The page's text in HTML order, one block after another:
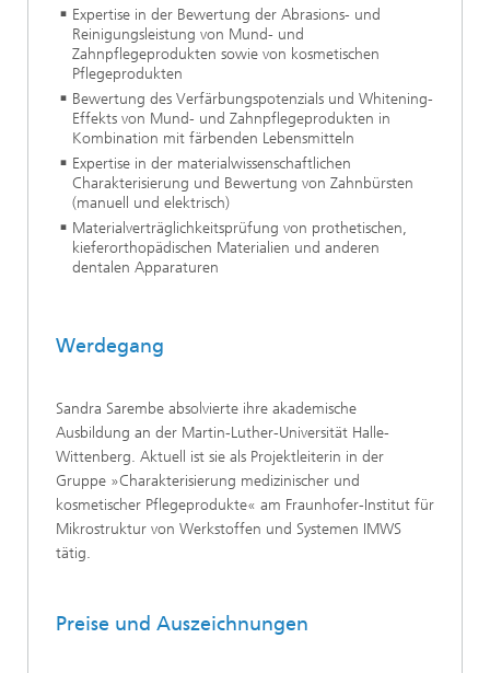
Expertise in der Bewertung der Abrasions- und
Reinigungsleistung von Mund- und
Zahnpflegeprodukten sowie von kosmetischen
Pflegeprodukten
Bewertung des Verfärbungspotenzials und Whitening-
Effekts von Mund- und Zahnpflegeprodukten in
Kombination mit färbenden Lebensmitteln
Expertise in der materialwissenschaftlichen
Charakterisierung und Bewertung von Zahnbürsten
(manuell und elektrisch)
Materialverträglichkeitsprüfung von prothetischen,
kieferorthopädischen Materialien und anderen
dentalen Apparaturen
Werdegang
Sandra Sarembe absolvierte ihre akademische
Ausbildung an der Martin-Luther-Universität Halle-
Wittenberg. Aktuell ist sie als Projektleiterin in der
Gruppe »Charakterisierung medizinischer und
kosmetischer Pflegeprodukte« am Fraunhofer-Institut für
Mikrostruktur von Werkstoffen und Systemen IMWS
tätig.
Preise und Auszeichnungen